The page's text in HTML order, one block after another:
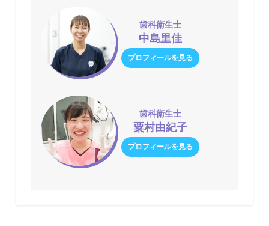
歯科衛生士
中島里佳
プロフィールを見る
歯科衛生士
粟村由紀子
プロフィールを見る